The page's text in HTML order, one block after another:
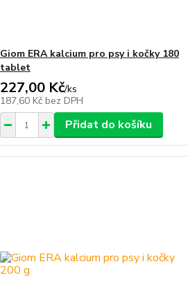
Giom ERA kalcium pro psy i kočky 180
tablet
227,00 Kč/ks
187,60 Kč bez DPH
Přidat do košíku